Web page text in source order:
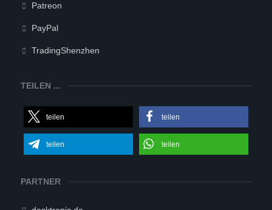
Patreon
PayPal
TradingShenzhen
TEILEN ...
teilen teilen
teilen teilen
PARTNER